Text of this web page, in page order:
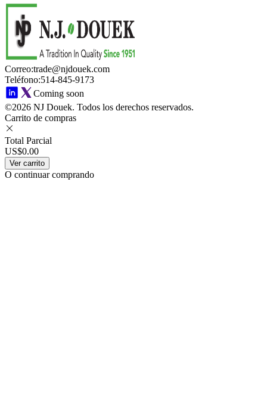
Correo:trade@njdouek.com
Teléfono:514-845-9173
Coming soon
©2026 NJ Douek. Todos los derechos reservados.
Carrito de compras
Total Parcial
US$0.00
Ver carrito
O continuar comprando